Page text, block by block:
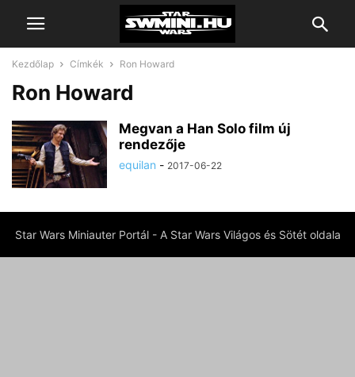
Kezdőlap Címkék Ron Howard
Ron Howard
Megvan a Han Solo film új
rendezője
equilan - 2017-06-22
Star Wars Miniauter Portál - A Star Wars Világos és Sötét oldala